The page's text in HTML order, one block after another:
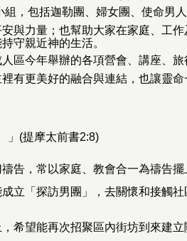
組，包括迦勒團、婦女團、使命男
與力量；也幫助大家在家庭、工
守親近神的生活。
人區今年舉辦的各項營會、講座、
有更美好的融合與連結，也讓靈命
」(提摩太前書2:8)
告，常以家庭、教會合一為禱告擺
立「探訪男團」，去關懷和接觸社
希望能再次招聚區內街坊到來建